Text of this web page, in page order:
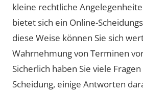
kleine rechtliche
bietet sich ein Online-
diese Weise können Sie sich
Wahrnehmung von Terminen
Sicherlich haben Sie viele
Scheidung, einige Antworten